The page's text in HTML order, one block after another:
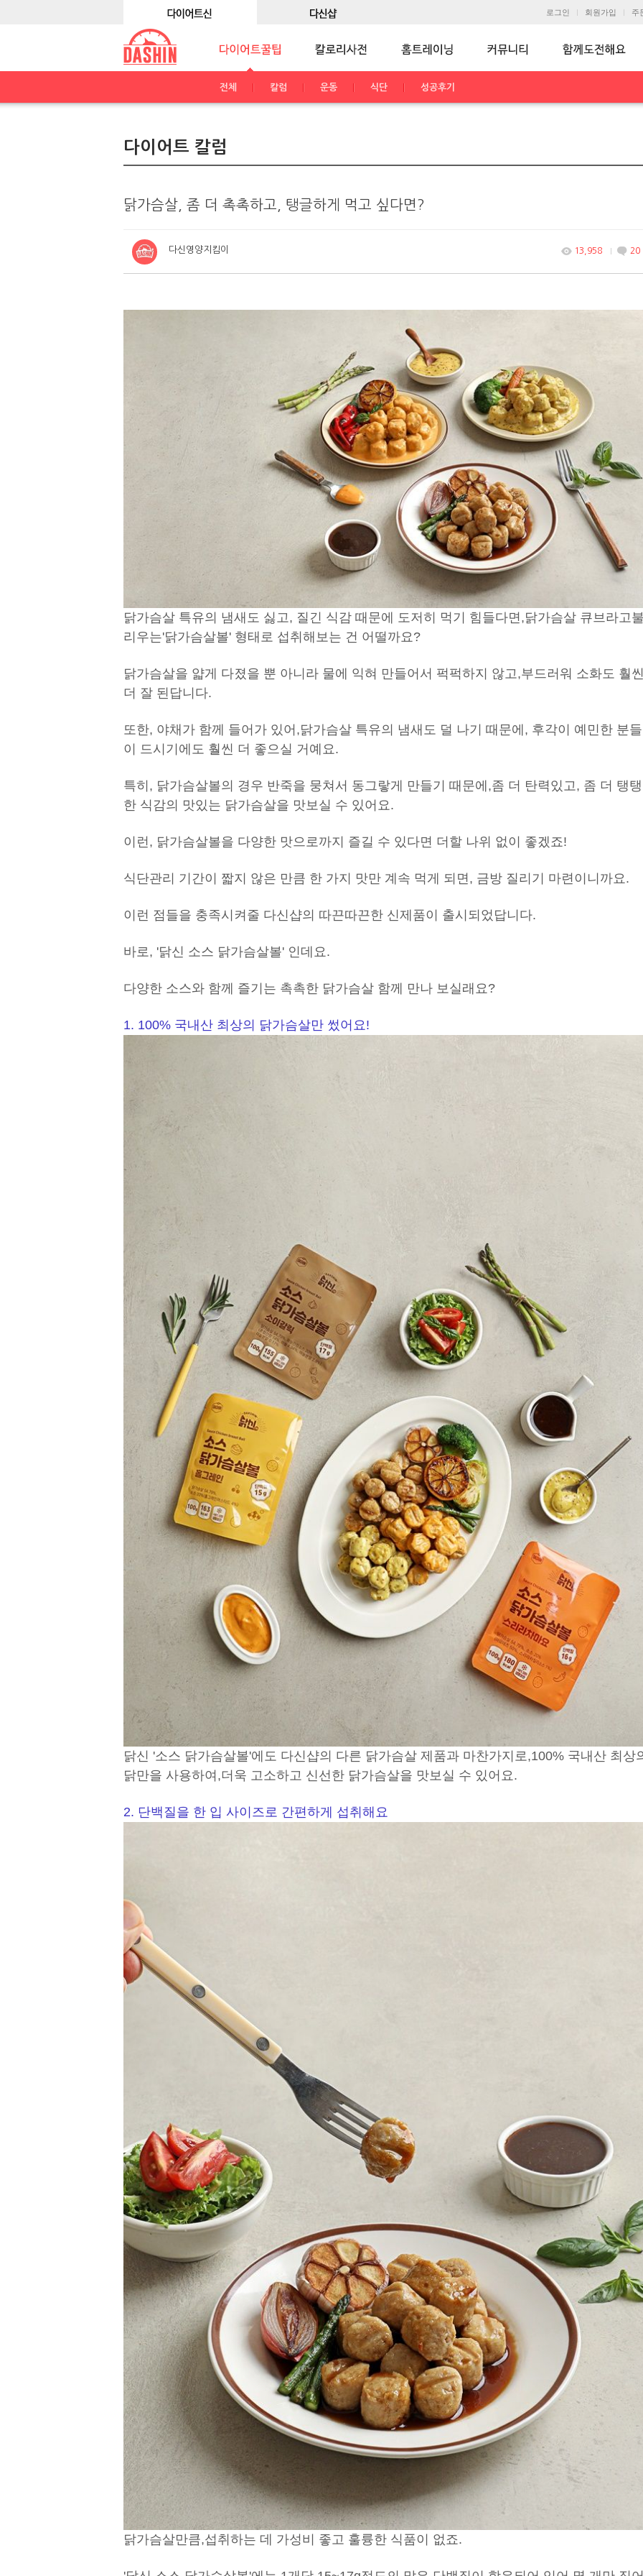
로그인 회원가입 주
전체 칼럼 운동 식단 성공후기
다이어트 칼럼
닭가슴살, 좀 더 촉촉하고, 탱글하게 먹고 싶다면?
다신영양지킴이 13,958 20
닭가슴살 특유의 냄새도 싫고, 질 긴 식감 때문에 도저히 먹기 힘들다면,닭가슴살 큐브라고
리우는'닭가슴살볼' 형태로 섭취해보는 건 어떨까요?
닭가슴살을 얇게 다졌을 뿐 아니라 물에 익혀 만들어서 퍽퍽하지 않고,부드러워 소화도 훨
더 잘 된답니다.
또한, 야채가 함께 들어가 있어,닭가슴살 특유의 냄새도 덜 나기 때문에, 후각이 예민한 분들
이 드시기에도 훨씬 더 좋으실 거예요.
특히, 닭가슴살볼의 경우 반죽을 뭉쳐서 동그랗게 만들기 때문에,좀 더 탄력있고, 좀 더 탱탱
한 식감의 맛있는 닭가슴살을 맛보실 수 있어요.
이런, 닭가슴살볼을 다양한 맛으로까지 즐길 수 있다면 더할 나위 없이 좋겠죠!
식단관리 기간이 짧지 않은 만큼 한 가지 맛만 계속 먹게 되면, 금방 질리기 마련이니까요.
이런 점들을 충족시켜줄 다신샵의 따끈따끈한 신제품이 출시되었답니다.
바로, '닭신 소스 닭가슴살볼' 인데요.
다양한 소스와 함께 즐기는 촉촉한 닭가슴살 함께 만나 보실래요?
1. 100% 국내산 최상의 닭가슴살만 썼어요!
닭신 '소스 닭가슴살볼'에도 다신샵의 다른 닭가슴살 제품과 마찬가지로,100% 국내산 최상
닭만을 사용하여,더욱 고소하고 신선한 닭가슴살을 맛보실 수 있어요.
2. 단백질을 한 입 사이즈로 간편하게 섭취해요
닭가슴살만큼,섭취하는 데 가성비 좋고 훌륭한 식품이 없죠.